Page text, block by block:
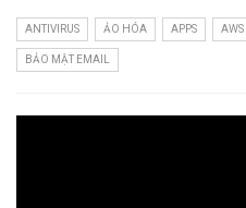
ANTIVIRUS ẢO HÓA APPS AWS
BẢO MẬT EMAIL